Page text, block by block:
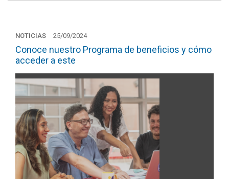
NOTICIAS 25/09/2024
Conoce nuestro Programa de beneficios y cómo
acceder a este